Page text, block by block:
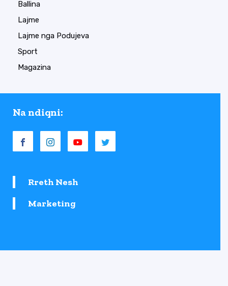
Ballina
Lajme
Lajme nga Podujeva
Sport
Magazina
Na ndiqni:
Rreth Nesh
Marketing